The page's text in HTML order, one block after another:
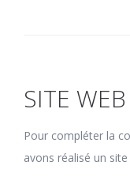
SITE
Pour compléter la
avons réalisé un site